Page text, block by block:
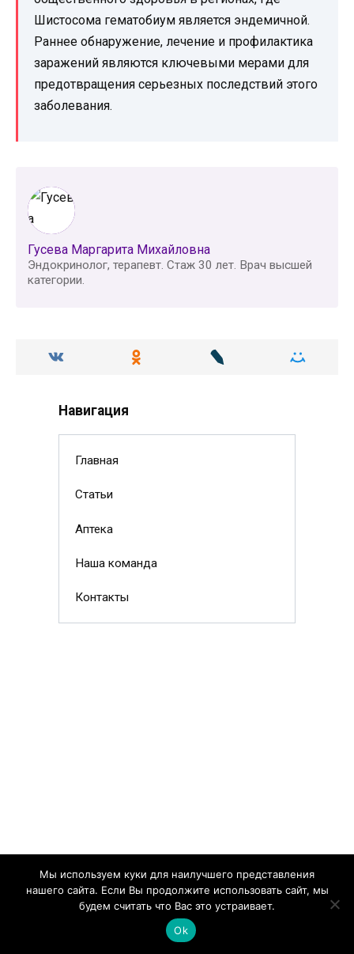
Шистосома гематобиум является эндемичной.
Раннее обнаружение, лечение и профилактика
заражений являются ключевыми мерами для
предотвращения серьезных последствий этого
заболевания.
Гусева Маргарита Михайловна
Эндокринолог, терапевт. Стаж 30 лет. Врач высшей
категории.
Навигация
Главная
Статьи
Аптека
Наша команда
Контакты
Вам также может понравиться
Мы используем куки для наилучшего представления
нашего сайта. Если Вы продолжите использовать сайт, мы
будем считать что Вас это устраивает.
Ok